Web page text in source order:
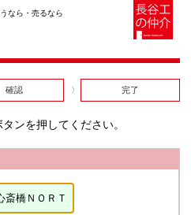
なら・売るなら
確認 完了
ンを押してください。